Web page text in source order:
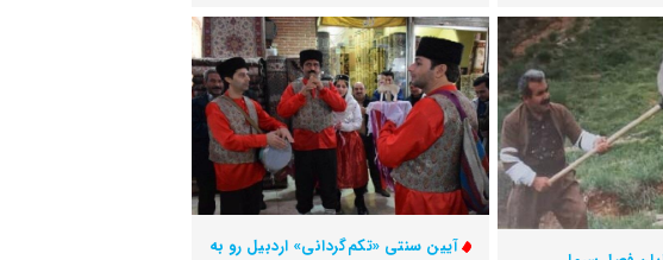
آیین سنتی «تکم‌گردانی» اردبیل رو به